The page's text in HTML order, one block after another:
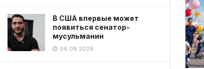
В США впервые может
появиться сенатор-
мусульманин
06.08.2026